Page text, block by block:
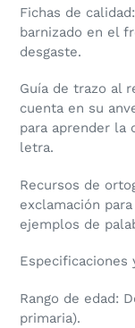
Fichas de
barnizado en el
desgaste.
Guía de trazo al
cuenta en su
para aprender la
letra.
Recursos de
exclamación
ejemplos de
Especificaciones
Rango de edad:
primaria).